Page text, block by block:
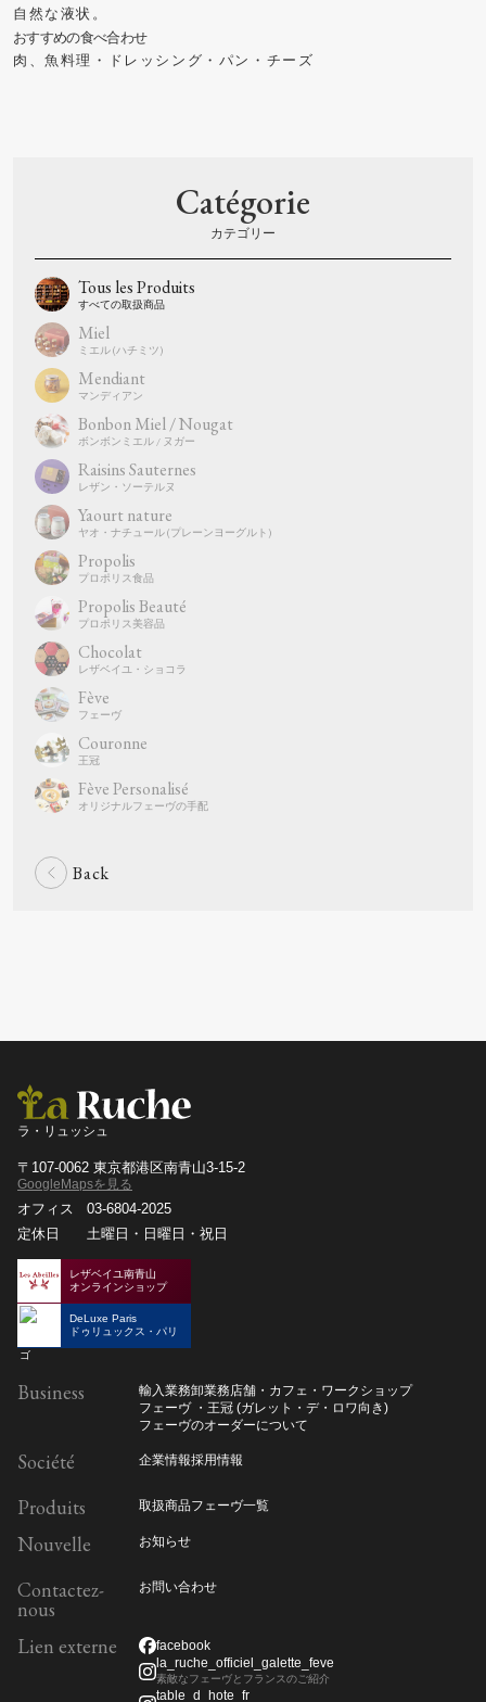
Catégorie
Tous les Produits
Bonbon Miel / Nougat
Chocolat
Couronne
Fève
Fève Personalisé
Mendiant
Miel
Propolis
Propolis Beauté
Raisins Sauternes
Yaourt nature
Back
自然な液状。
肉、魚料理・ドレッシング・パン・チーズ
ラ・リュッシュ
〒107-0062 東京都港区南青山3-15-2
GoogleMapsを見る
オフィス
03-6804-2025
定休日
土曜日・日曜日・祝日
レザベイユ南青山
オンラインショップ
DeLuxe Paris
ドゥリュックス・パリ
Business 輸入業務卸業務店舗・カフェ・ワークショップ
フェーヴ ・王冠 (ガレット・デ・ロワ向き)
フェーヴのオーダーについて
Société 企業情報採用情報
Produits 取扱商品フェーヴ一覧
Nouvelle お知らせ
Contactez-
nous
お問い合わせ
Lien externe
facebook
la_ruche_officiel_galette_feve
素敵なフェーヴとフランスのご紹介
table_d_hote_fr